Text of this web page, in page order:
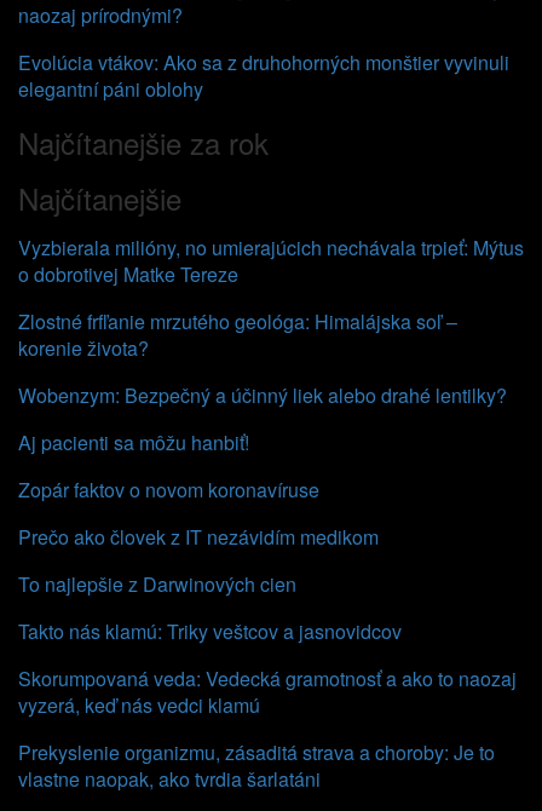
naozaj prírodnými?
Evolúcia vtákov: Ako sa z druhohorných monštier vyvinuli
elegantní páni oblohy
Najčítanejšie za rok
Najčítanejšie
Vyzbierala milióny, no umierajúcich nechávala trpieť: Mýtus
o dobrotivej Matke Tereze
Zlostné frfľanie mrzutého geológa: Himalájska soľ –
korenie života?
Wobenzym: Bezpečný a účinný liek alebo drahé lentilky?
Aj pacienti sa môžu hanbiť!
Zopár faktov o novom koronavíruse
Prečo ako človek z IT nezávidím medikom
To najlepšie z Darwinových cien
Takto nás klamú: Triky veštcov a jasnovidcov
Skorumpovaná veda: Vedecká gramotnosť a ako to naozaj
vyzerá, keď nás vedci klamú
Prekyslenie organizmu, zásaditá strava a choroby: Je to
vlastne naopak, ako tvrdia šarlatáni